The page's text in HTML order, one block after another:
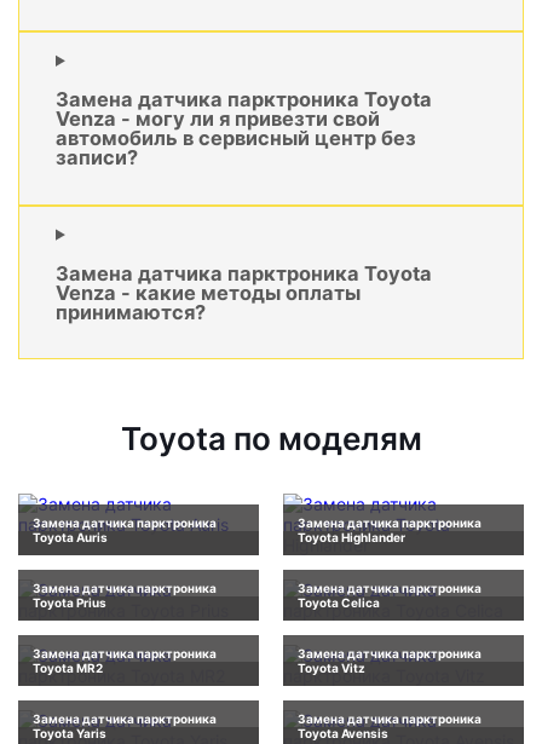
Замена датчика парктроника Toyota
Venza - могу ли я привезти свой
автомобиль в сервисный центр без
записи?
Замена датчика парктроника Toyota
Venza - какие методы оплаты
принимаются?
Toyota по моделям
Замена датчика парктроника
Toyota Auris
Замена датчика парктроника
Toyota Highlander
Замена датчика парктроника
Toyota Prius
Замена датчика парктроника
Toyota Celica
Замена датчика парктроника
Toyota MR2
Замена датчика парктроника
Toyota Vitz
Замена датчика парктроника
Toyota Yaris
Замена датчика парктроника
Toyota Avensis